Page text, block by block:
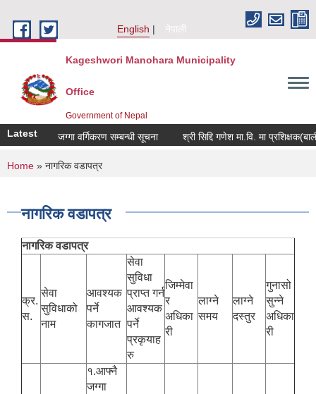
English
नेपाली
Kageshwori Manohara Municipality
Office
Government of Nepal
Latestजग्गा वर्गिकरण सम्बन्धी सूचना श्री सिद्दि गणेश मा.वि. मा प्रशिक्षक(बाली
You are here
Home » नागरिक वडापत्र
नागरिक वडापत्र
नागरिक वडापत्र
क्र.
स.
सेवा
सुविधाको
नाम
आवश्यक
पर्ने
कागजात
सेवा
सुविधा
प्राप्त गर्न
आवश्यक
पर्ने
प्रकृयाह
रु
जिम्मेवा
र
अधिका
री
लाग्ने
समय
लाग्ने
दस्तुर
गुनासो
सुन्ने
अधिका
री
१.आफ्नै
जग्गा